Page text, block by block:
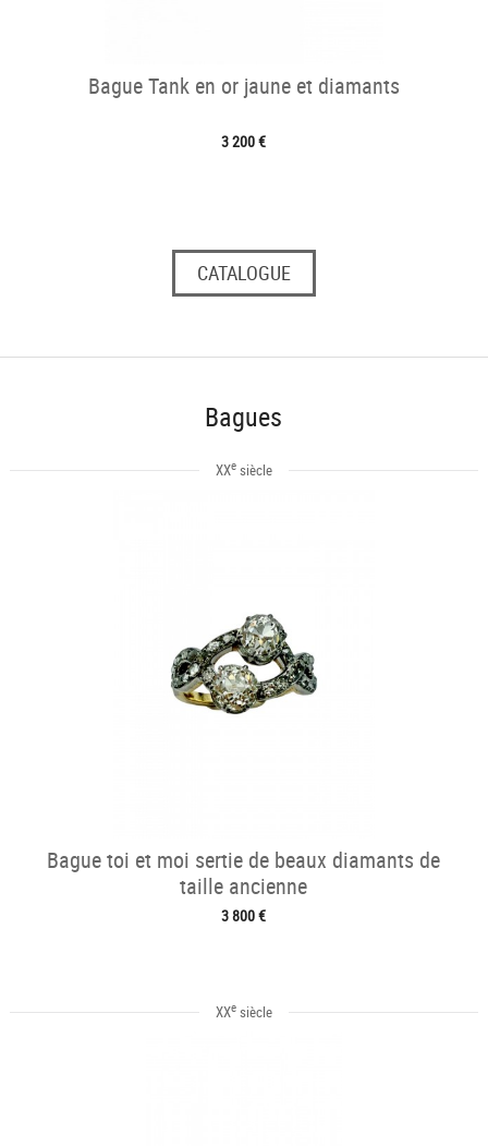
Bague Tank en or jaune et diamants
3 200 €
CATALOGUE
Bagues
XXesiècle
Bague toi et moi sertie de beaux diamants de
taille ancienne
3 800 €
XXesiècle